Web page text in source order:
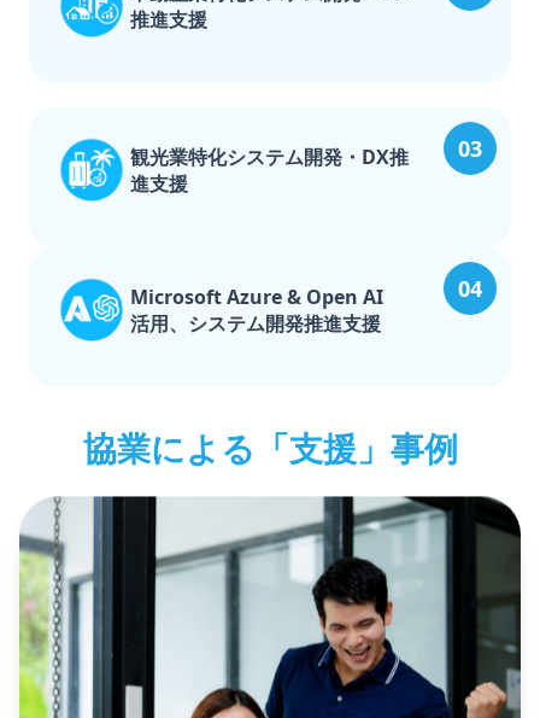
推進支援
03
観光業特化システム開発・DX推
進支援
04
Microsoft Azure & Open AI
活用、システム開発推進支援
協業による「支援」事例